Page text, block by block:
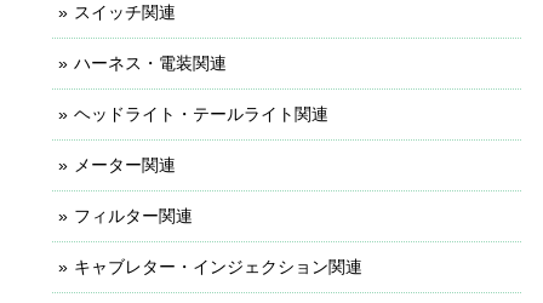
スイッチ関連
ハーネス・電装関連
ヘッドライト・テールライト関連
メーター関連
フィルター関連
キャブレター・インジェクション関連